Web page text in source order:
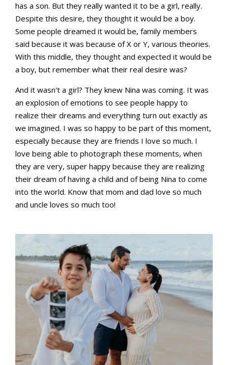
has a son. But they really wanted it to be a girl, really.
Despite this desire, they thought it would be a boy.
Some people dreamed it would be, family members
said because it was because of X or Y, various theories.
With this middle, they thought and expected it would be
a boy, but remember what their real desire was?
And it wasn't a girl? They knew Nina was coming. It was
an explosion of emotions to see people happy to
realize their dreams and everything turn out exactly as
we imagined. I was so happy to be part of this moment,
especially because they are friends I love so much. I
love being able to photograph these moments, when
they are very, super happy because they are realizing
their dream of having a child and of being Nina to come
into the world. Know that mom and dad love so much
and uncle loves so much too!